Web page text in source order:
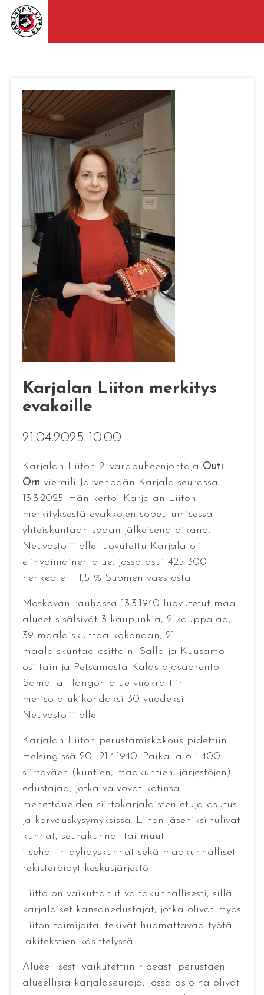
Karjalan Liiton merkitys
evakoille
21.04.2025 10:00
Karjalan Liiton 2. varapuheenjohtaja Outi
Örn vieraili Järvenpään Karjala-seurassa
13.3.2025. Hän kertoi Karjalan Liiton
merkityksestä evakkojen sopeutumisessa
yhteiskuntaan sodan jälkeisenä aikana.
Neuvostoliitolle luovutettu Karjala oli
elinvoimainen alue, jossa asui 425 300
henkeä eli 11,5 % Suomen väestöstä.
Moskovan rauhassa 13.3.1940 luovutetut maa-
alueet sisälsivät 3 kaupunkia, 2 kauppalaa,
39 maalaiskuntaa kokonaan, 21
maalaiskuntaa osittain, Salla ja Kuusamo
osittain ja Petsamosta Kalastajasaarento.
Samalla Hangon alue vuokrattiin
merisotatukikohdaksi 30 vuodeksi
Neuvostoliitolle.
Karjalan Liiton perustamiskokous pidettiin
Helsingissä 20.–21.4.1940. Paikalla oli 400
siirtoväen (kuntien, maakuntien, järjestöjen)
edustajaa, jotka valvovat kotinsa
menettäneiden siirtokarjalaisten etuja asutus-
ja korvauskysymyksissä. Liiton jäseniksi tulivat
kunnat, seurakunnat tai muut
itsehallintayhdyskunnat sekä maakunnalliset
rekisteröidyt keskusjärjestöt.
Liitto on vaikuttanut valtakunnallisesti, sillä
karjalaiset kansanedustajat, jotka olivat myös
Liiton toimijoita, tekivät huomattavaa työtä
lakitekstien käsittelyssä.
Alueellisesti vaikutettiin ripeästi perustaen
alueellisia karjalaseuroja, jossa asioina olivat